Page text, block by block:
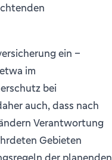
ein –
im
bei
auch, dass nach
Verantwortung
Gebieten